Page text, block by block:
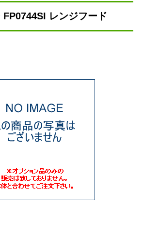
FP0744SI レンジフード